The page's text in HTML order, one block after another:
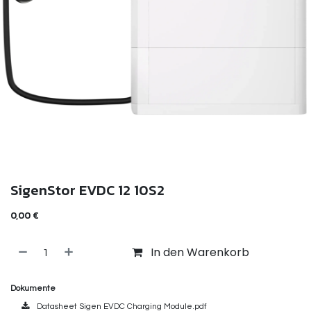
SigenStor EVDC 12 10S2
0,00 €
In den Warenkorb
Dokumente
Datasheet Sigen EVDC Charging Module.pdf